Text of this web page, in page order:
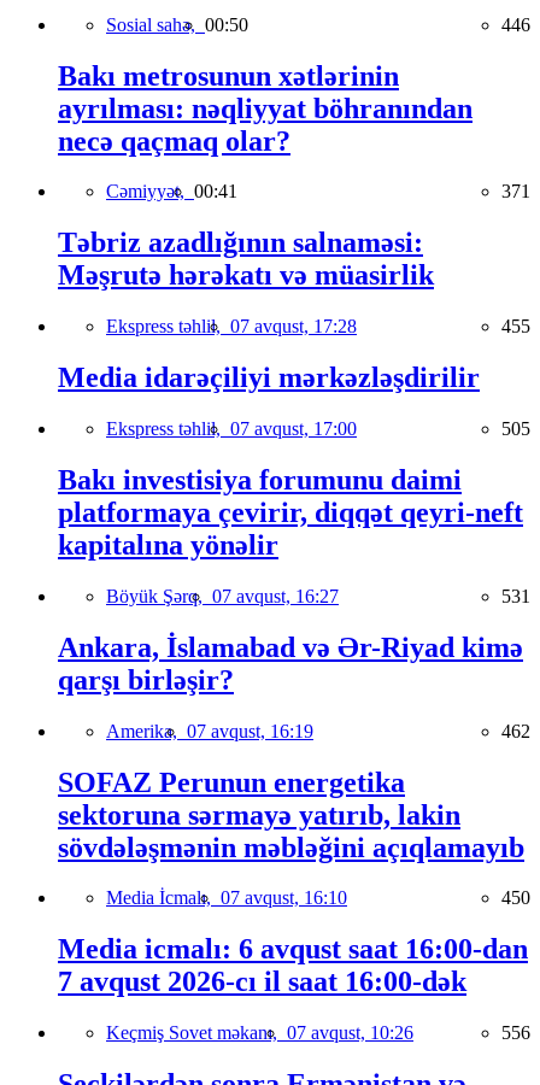
Sosial sahə, 00:50 446
Bakı metrosunun xətlərinin
ayrılması: nəqliyyat böhranından
necə qaçmaq olar?
Cəmiyyət, 00:41 371
Təbriz azadlığının salnaməsi:
Məşrutə hərəkatı və müasirlik
Ekspress təhlil, 07 avqust, 17:28 455
Media idarəçiliyi mərkəzləşdirilir
Ekspress təhlil, 07 avqust, 17:00 505
Bakı investisiya forumunu daimi
platformaya çevirir, diqqət qeyri-neft
kapitalına yönəlir
Böyük Şərq, 07 avqust, 16:27 531
Ankara, İslamabad və Ər-Riyad kimə
qarşı birləşir?
Amerika, 07 avqust, 16:19 462
SOFAZ Perunun energetika
sektoruna sərmayə yatırıb, lakin
sövdələşmənin məbləğini açıqlamayıb
Media İcmalı, 07 avqust, 16:10 450
Media icmalı: 6 avqust saat 16:00-dan
7 avqust 2026-cı il saat 16:00-dək
Keçmiş Sovet məkanı, 07 avqust, 10:26 556